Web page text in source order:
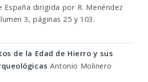
España dirigida por R. Menéndez
3, páginas 25 y 103.
de la Edad de Hierro y sus
Antonio Molinero